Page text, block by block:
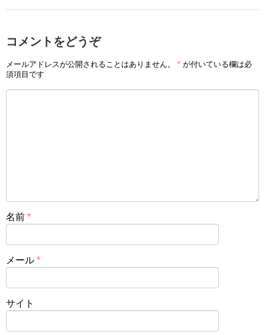
コメントをどうぞ
メールアドレスが公開されることはありません。 * が付いている欄は必
須項目です
名前 *
メール *
サイト